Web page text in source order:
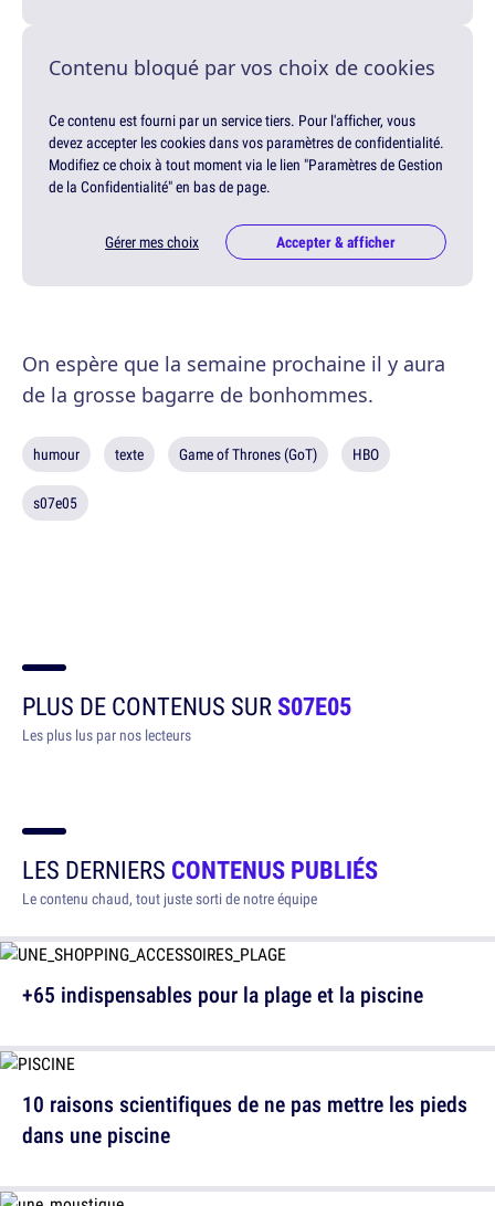
Contenu bloqué par vos choix de cookies
Ce contenu est fourni par un service tiers. Pour l'afficher, vous
devez accepter les cookies dans vos paramètres de confidentialité.
Modifiez ce choix à tout moment via le lien "Paramètres de Gestion
de la Confidentialité" en bas de page.
Gérer mes choix Accepter & afficher
On espère que la semaine prochaine il y aura
de la grosse bagarre de bonhommes.
humour texte Game of Thrones (GoT) HBO
s07e05
PLUS DE CONTENUS SURS07E05
Les plus lus par nos lecteurs
LES DERNIERS CONTENUS PUBLIÉS
Le contenu chaud, tout juste sorti de notre équipe
+65 indispensables pour la plage et la piscine
10 raisons scientifiques de ne pas mettre les pieds
dans une piscine